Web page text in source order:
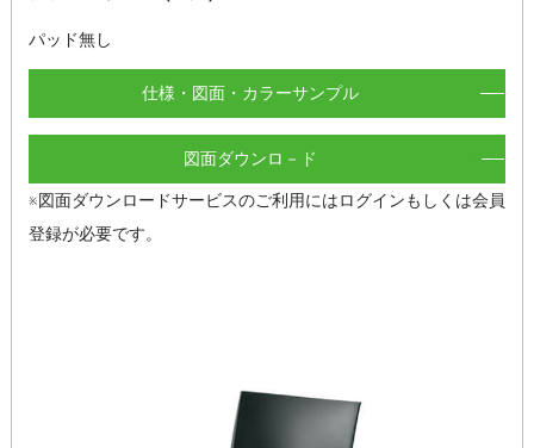
パッド無し
仕様・図面・カラーサンプル
図面ダウンロ－ド
※図面ダウンロードサービスのご利用にはログインもしくは会員
登録が必要です。